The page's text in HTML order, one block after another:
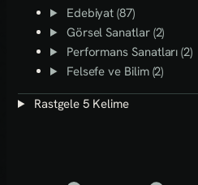
Edebiyat (87)
Görsel Sanatlar (2)
Performans Sanatları (2)
Felsefe ve Bilim (2)
Rastgele 5 Kelime